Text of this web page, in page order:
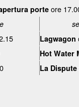
porteore
Lagwagon
Hot Water
La Dispute